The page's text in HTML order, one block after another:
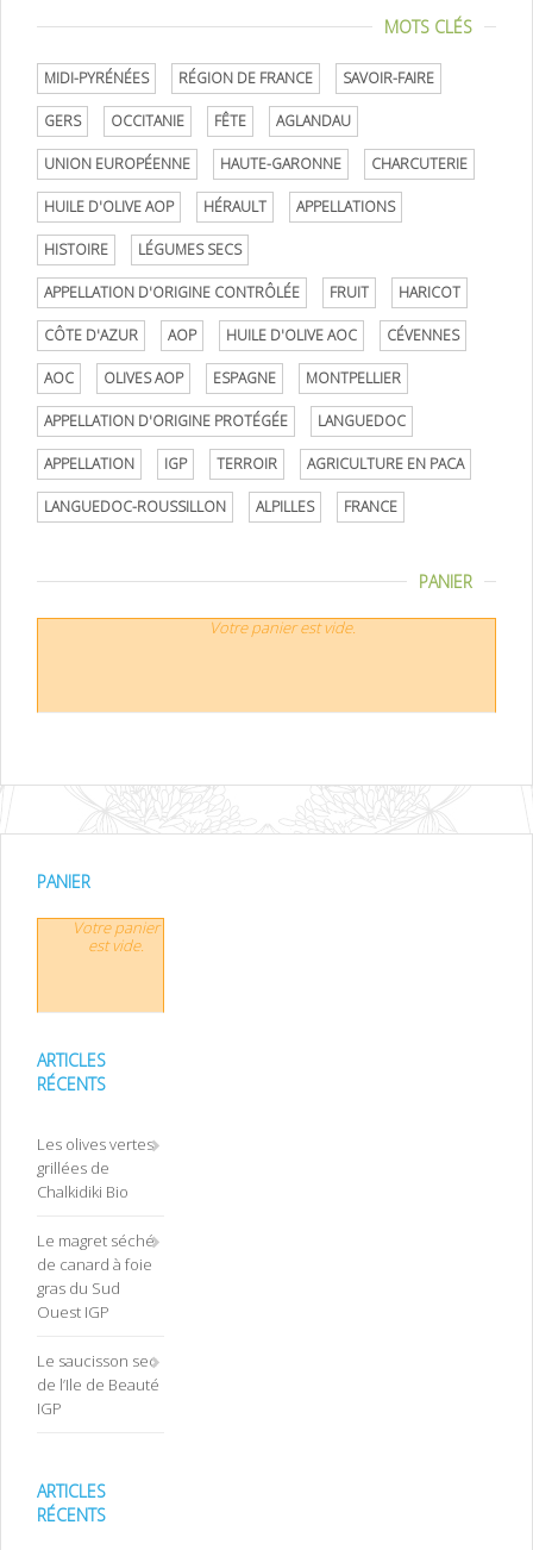
MOTS CLÉS
MIDI-PYRÉNÉES RÉGION DE FRANCE SAVOIR-FAIRE
GERS OCCITANIE FÊTE AGLANDAU
UNION EUROPÉENNE HAUTE-GARONNE CHARCUTERIE
HUILE D'OLIVE AOP HÉRAULT APPELLATIONS
HISTOIRE LÉGUMES SECS
APPELLATION D'ORIGINE CONTRÔLÉE FRUIT HARICOT
CÔTE D'AZUR AOP HUILE D'OLIVE AOC CÉVENNES
AOC OLIVES AOP ESPAGNE MONTPELLIER
APPELLATION D'ORIGINE PROTÉGÉE LANGUEDOC
APPELLATION IGP TERROIR AGRICULTURE EN PACA
LANGUEDOC-ROUSSILLON ALPILLES FRANCE
PANIER
Votre panier est vide.
PANIER
Votre panier
est vide.
ARTICLES
RÉCENTS
Les olives vertes
grillées de
Chalkidiki Bio
Le magret séché
de canard à foie
gras du Sud
Ouest IGP
Le saucisson sec
de l’Ile de Beauté
IGP
ARTICLES
RÉCENTS